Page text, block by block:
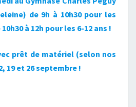
de 9h à 10h30 pour les
à 12h pour les 6-12 ans !
prêt de matériel (selon nos
19 et 26 septembre !